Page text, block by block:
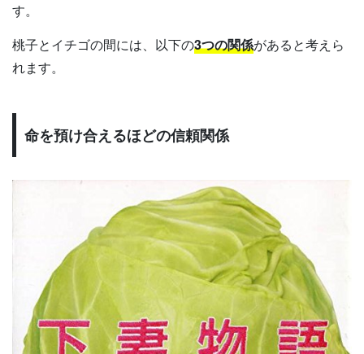
す。
桃子とイチゴの間には、以下の3つの関係があると考えら
れます。
命を預け合えるほどの信頼関係